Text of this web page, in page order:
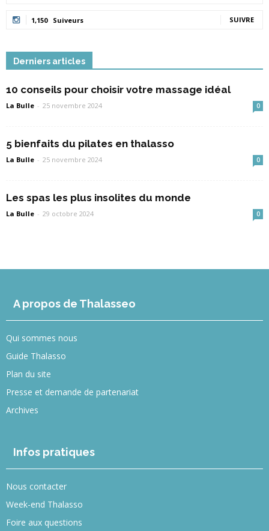
1,150 Suiveurs SUIVRE
Derniers articles
10 conseils pour choisir votre massage idéal
La Bulle - 25 novembre 2024 0
5 bienfaits du pilates en thalasso
La Bulle - 25 novembre 2024 0
Les spas les plus insolites du monde
La Bulle - 29 octobre 2024 0
A propos de Thalasseo
Qui sommes nous
Guide Thalasso
Plan du site
Presse et demande de partenariat
Archives
Infos pratiques
Nous contacter
Week-end Thalasso
Foire aux questions